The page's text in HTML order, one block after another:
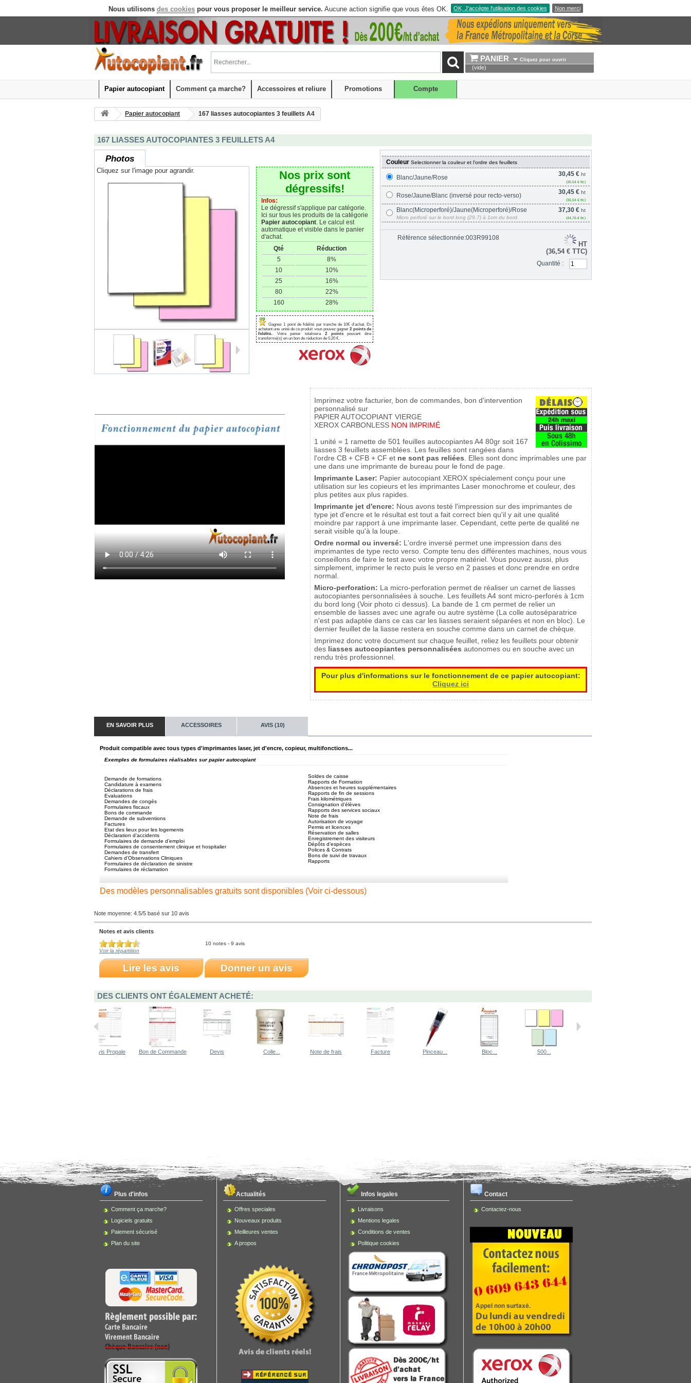
Nous utilisons des cookiespour vous proposer le meilleur service. Aucune action signifie que vous êtes OK. OK, J'accèpte l'utilisation des cookies Non merci
PANIER Cliquez pour ouvrir
(vide)
Papier autocopiant Comment ça marche? Accessoires et reliure Promotions Compte
Papier autocopiant 167 liasses autocopiantes 3 feuillets A4
167 LIASSES AUTOCOPIANTES 3 FEUILLETS A4
Photos
Cliquez sur l'image pour agrandir.
Nos prix sont
dégressifs!
Infos:
Le dégressif s'applique par catégorie.
Ici sur tous les produits de la catégorie
Papier autocopiant. Le calcul est
automatique et visible dans le panier
d'achat.
Qté
Réduction
5
8%
10
10%
25
16%
80
22%
160
28%
Gagnez 1 point de fidélité par tranche de 10€ d'achat. En
achetant une unité de ce produit vous pouvez gagner2 points de
fidélité.. Votre panier totalisera 2 pointspouvant être
transformé(s) en un bon de réduction de 0,20 €.
Couleur Selectionner la couleur et l'ordre des feuillets
Blanc/Jaune/Rose 30,45 € ht
(36,54 € ttc)
Rose/Jaune/Blanc (inversé pour recto-verso) 30,45 € ht
(36,54 € ttc)
Blanc(Microperforé)/Jaune(Microperforé)/Rose
Micro perforé sur le bord long (29.7) à 1cm du bord.
37,30 € ht
(44,76 € ttc)
HT
(36,54 €TTC)
Référence sélectionnée:003R99108
Quantité :
Imprimez votre facturier, bon de commandes, bon d'intervention
personnalisé sur
PAPIER AUTOCOPIANT VIERGE
XEROX CARBONLESS NON IMPRIMÉ
1 unité = 1 ramette de 501 feuilles autocopiantes A4 80gr soit 167
liasses 3 feuillets assemblées. Les feuilles sont rangées dans
l'ordre CB + CFB + CF et ne sont pas reliées . Elles sont donc imprimables une par
une dans une imprimante de bureau pour le fond de page.
Imprimante Laser: Papier autocopiant XEROX spécialement conçu pour une
utilisation sur les copieurs et les imprimantes Laser monochrome et couleur, des
plus petites aux plus rapides.
Imprimante jet d'encre: Nous avons testé l'impression sur des imprimantes de
type jet d'encre et le résultat est tout a fait correct bien qu'il y ait une qualité
moindre par rapport à une imprimante laser. Cependant, cette perte de qualité ne
serait visible qu'à la loupe.
Ordre normal ou inversé: L'ordre inversé permet une impression dans des
imprimantes de type recto verso. Compte tenu des différentes machines, nous vous
conseillons de faire le test avec votre propre matériel. Vous pouvez aussi, plus
simplement, imprimer le recto puis le verso en 2 passes et donc prendre en ordre
normal.
Micro-perforation: La micro-perforation permet de réaliser un carnet de liasses
autocopiantes personnalisées à souche. Les feuillets A4 sont micro-perforés à 1cm
du bord long (Voir photo ci dessus). La bande de 1 cm permet de relier un
ensemble de liasses avec une agrafe ou autre système (La colle autoséparatrice
n'est pas adaptée dans ce cas car les liasses seraient séparées et non en bloc). Le
dernier feuillet de la liasse restera en souche comme dans un carnet de chèque.
Imprimez donc votre document sur chaque feuillet, reliez les feuillets pour obtenir
des liasses autocopiantes personnalisées autonomes ou en souche avec un
rendu très professionnel.
Pour plus d'informations sur le fonctionnement de ce papier autocopiant:
Cliquez ici
EN SAVOIR PLUS ACCESSOIRES AVIS (10)
Produit compatible avec tous types d'imprimantes laser, jet d'encre, copieur, multifonctions...
Exemples de formulaires réalisables sur papier autocopiant
Demande de formations
Candidature à examens
Déclarations de frais
Evaluations
Demandes de congés
Formulaires fiscaux
Bons de commande
Demande de subventions
Factures
Etat des lieux pour les logements
Déclaration d’accidents
Formulaires de demande d’emploi
Formulaires de consentement clinique et hospitalier
Demandes de transfert
Cahiers d’Observations Cliniques
Formulaires de déclaration de sinistre
Formulaires de réclamation
Soldes de caisse
Rapports de Formation
Absences et heures supplémentaires
Rapports de fin de sessions
Frais kilométriques
Consignation d’élèves
Rapports des services sociaux
Note de frais
Autorisation de voyage
Permis et licences
Réservation de salles
Enregistrement des visiteurs
Dépôts d’espèces
Polices & Contrats
Bons de suivi de travaux
Rapports
Des modèles personnalisables gratuits sont disponibles (Voir ci-dessous)
Note moyenne: 4.5/5 basé sur 10 avis
Notes et avis clients
10 notes - 9 avis
Voir la répartition
Lire les avis Donner un avis
DES CLIENTS ONT ÉGALEMENT ACHETÉ:
Devis Propale Bon de Commande Devis Colle... Note de frais Facture Pinceau... Bloc... 500...
Plus d'infos
Comment ça marche?
Logiciels gratuits
Paiement sécurisé
Plan du site
Actualités
Offres speciales
Nouveaux produits
Meilleures ventes
A propos
Infos legales
Livraisons
Mentions legales
Conditions de ventes
Politique cookies
Contact
Contactez-nous